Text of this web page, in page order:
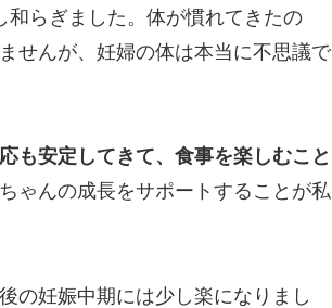
らぎました。体が慣れてきたの
せんが、妊婦の体は本当に不思議で
も安定してきて、食事を楽しむこと
ゃんの成長をサポートすることが私
の妊娠中期には少し楽になりまし